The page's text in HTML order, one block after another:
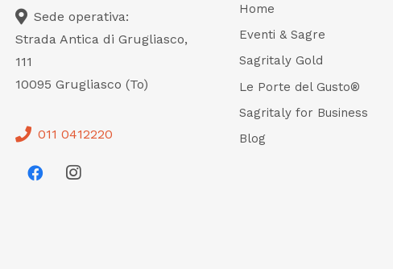
Sede operativa:
Strada Antica di Grugliasco,
111
10095 Grugliasco (To)
011 0412220
Home
Eventi & Sagre
Sagritaly Gold
Le Porte del Gusto®
Sagritaly for Business
Blog